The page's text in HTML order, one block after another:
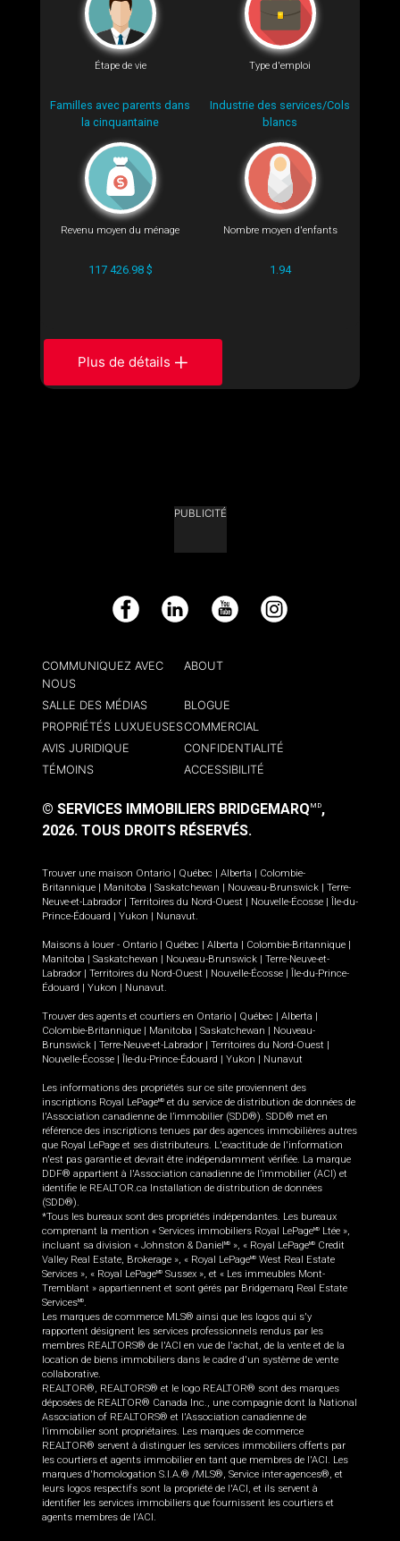
Étape de vie
Familles avec parents dans
la cinquantaine
Type d'emploi
Industrie des services/Cols
blancs
Revenu moyen du ménage
117 426.98 $
Nombre moyen d'enfants
1.94
Plus de détails
PUBLICITÉ
Facebook LinkedIn YouTube Instagram
COMMUNIQUEZ AVEC
NOUS
ABOUT
SALLE DES MÉDIAS
BLOGUE
PROPRIÉTÉS LUXUEUSESCOMMERCIAL
AVIS JURIDIQUE
CONFIDENTIALITÉ
TÉMOINS
ACCESSIBILITÉ
© SERVICES IMMOBILIERS BRIDGEMARQ MD,
2026. TOUS DROITS RÉSERVÉS.
Trouver une maison Ontario Québec Alberta
Colombie-
Britannique
Manitoba Saskatchewan Nouveau-Brunswick
Terre-
Neuve-et-Labrador
Territoires du Nord-Ouest Nouvelle-Écosse
Île-du-
Prince-Édouard
Yukon Nunavut.
Maisons à louer - Ontario Québec Alberta Colombie-Britannique
Manitoba
Saskatchewan Nouveau-Brunswick
Terre-Neuve-et-
Labrador
Territoires du Nord-Ouest Nouvelle-Écosse
Île-du-Prince-
Édouard
Yukon Nunavut.
Trouver des agents et courtiers en Ontario Québec Alberta
Colombie-Britannique
Manitoba Saskatchewan
Nouveau-
Brunswick
Terre-Neuve-et-Labrador Territoires du Nord-Ouest
Nouvelle-Écosse
Île-du-Prince-Édouard Yukon Nunavut
Les informations des propriétés sur ce site proviennent des
inscriptions Royal LePageMD et du service de distribution de données de
l'Association canadienne de l’immobilier (SDD®). SDD® met en
référence des inscriptions tenues par des agences immobilières autres
que Royal LePage et ses distributeurs. L'exactitude de l'information
n'est pas garantie et devrait être indépendamment vérifiée. La marque
DDF® appartient à l'Association canadienne de l’immobilier (ACI) et
identifie le REALTOR.ca Installation de distribution de données
(SDD®).
*Tous les bureaux sont des propriétés indépendantes. Les bureaux
comprenant la mention « Services immobiliers Royal LePageMD
Ltée »,
incluant sa division « Johnston & Daniel MD », « Royal LePageMD
Credit
Valley Real Estate, Brokerage », « Royal LePageMD West Real Estate
Services », « Royal LePageMD Sussex », et « Les immeubles Mont-
Tremblant » appartiennent et sont gérés par Bridgemarq Real Estate
ServicesMD.
Les marques de commerce MLS® ainsi que les logos qui s'y
rapportent désignent les services professionnels rendus par les
membres REALTORS® de l'ACI en vue de l'achat, de la vente et de la
location de biens immobiliers dans le cadre d'un système de vente
collaborative.
REALTOR®, REALTORS® et le logo REALTOR® sont des marques
déposées de REALTOR® Canada Inc., une compagnie dont la National
Association of REALTORS® et l'Association canadienne de
l’immobilier sont propriétaires. Les marques de commerce
REALTOR® servent à distinguer les services immobiliers offerts par
les courtiers et agents immobilier en tant que membres de l'ACI. Les
marques d'homologation S.I.A.® /MLS®, Service inter-agences®, et
leurs logos respectifs sont la propriété de l'ACI, et ils servent à
identifier les services immobiliers que fournissent les courtiers et
agents membres de l'ACI.